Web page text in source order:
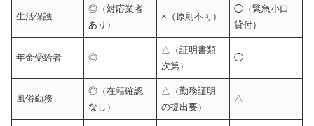
生活保護
◎（対応業者
あり）
×（原則不可）
◯（緊急小口
貸付）
年金受給者 ◎
△（証明書類
次第）
◯
風俗勤務
◎（在籍確認
なし）
△（勤務証明
の提出要）
△